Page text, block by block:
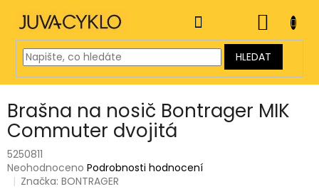
obsah
HLEDAT
KOŠÍK
Brašna na nosič Bontrager MIK
Commuter dvojitá
5250811
Průměrné
hodnocení
Neohodnoceno Podrobnosti hodnocení
Značka:BONTRAGER